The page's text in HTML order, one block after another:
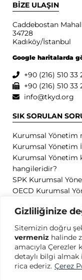
Gizliliğinize
Sitemizin doğru
vermeniz halinde
amacıyla Çerezler
detaylı bilgi almak
rica ederiz. Çerez
BİZE ULAŞIN
Caddebostan
34728
Kadıköy/İstanbul
Google haritalarda
+90 (216) 510 33
+90 (216) 510 33
info@tkyd.org
SIK SORULAN
Kurumsal Yönetim
Kurumsal Yönetim
Kurumsal Yönetim
hangileridir?
SPK Kurumsal
OECD Kurumsal
GİZLİLİK
Gizlilik Politikası
Kullanım Koşulları
Kişisel Verilerin
Çerez Politikası